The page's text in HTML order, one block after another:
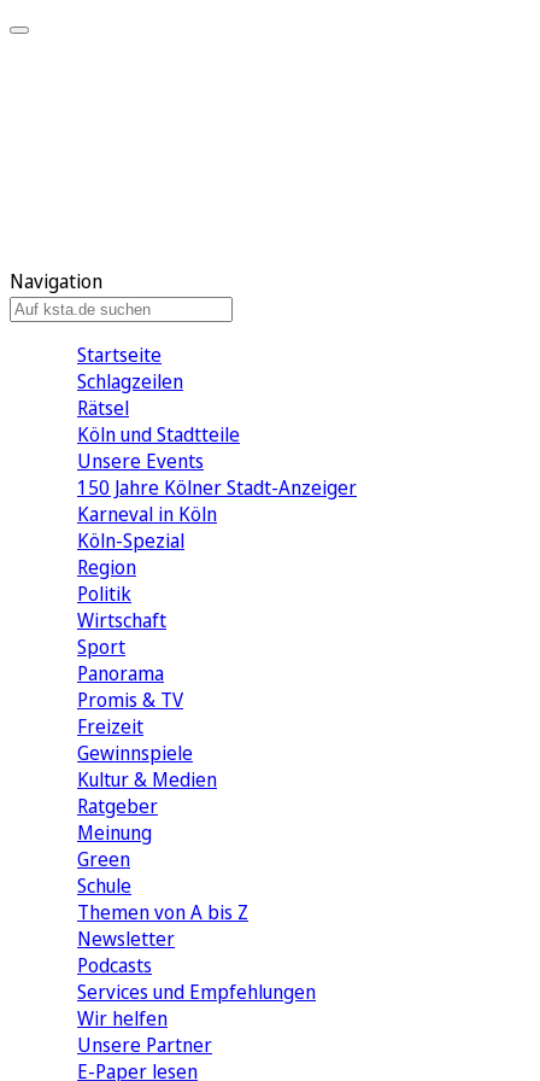
Navigation
Startseite
Schlagzeilen
Rätsel
Köln und Stadtteile
Unsere Events
150 Jahre Kölner Stadt-Anzeiger
Karneval in Köln
Köln-Spezial
Region
Politik
Wirtschaft
Sport
Panorama
Promis & TV
Freizeit
Gewinnspiele
Kultur & Medien
Ratgeber
Meinung
Green
Schule
Themen von A bis Z
Newsletter
Podcasts
Services und Empfehlungen
Wir helfen
Unsere Partner
E-Paper lesen